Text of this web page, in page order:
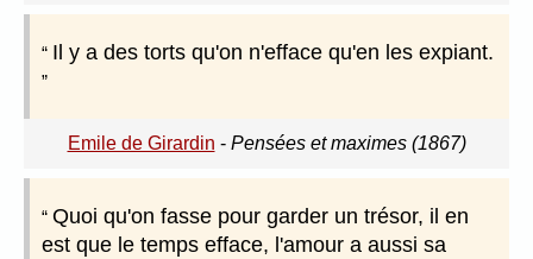
Il y a des torts qu'on n'efface qu'en les expiant.
Emile de Girardin - Pensées et maximes (1867)
Quoi qu'on fasse pour garder un trésor, il en
est que le temps efface, l'amour a aussi sa